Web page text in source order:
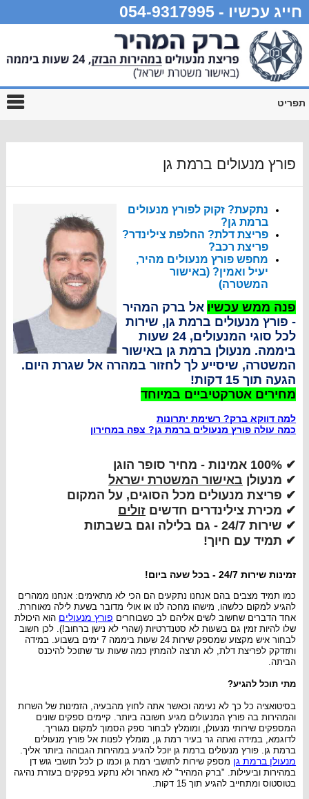
חייג עכשיו - 054-9317995
תפריט
פורץ מנעולים ברמת גן
נתקעת? זקוק לפורץ מנעולים
ברמת גן?
פריצת דלת? החלפת צילינדר?
פריצת רכב?
מחפש פורץ מנעולים מהיר,
יעיל ואמין? (באישור
המשטרה)
פנה ממש עכשיו אל ברק המהיר
- פורץ מנעולים ברמת גן, שירות
לכל סוגי המנעולים, 24 שעות
ביממה. מנעולן ברמת גן באישור
המשטרה, שיסייע לך לחזור במהרה אל שגרת היום.
הגעה תוך 15 דקות!
מחירים אטרקטיביים במיוחד
למה דווקא ברק? רשימת יתרונות
כמה עולה פורץ מנעולים ברמת גן? צפה במחירון
✔ 100% אמינות - מחיר סופר הוגן
✔ מנעולן באישור המשטרת ישראל
✔ פריצת מנעולים מכל הסוגים, על המקום
✔ מכירת צילינדרים חדשים זולים
✔ שירות 24/7 - גם בלילה וגם בשבתות
✔ תמיד עם חיוך!
זמינות שירות 24/7 - בכל שעה ביום!
כמו תמיד מצבים בהם אנחנו נתקעים הם הכי לא מתאימים: אנחנו ממהרים
להגיע למקום כלשהו, מישהו מחכה לנו או אולי מדובר בשעת לילה מאוחרת.
אחד הדברים שחשוב לשים אליהם לב כשבוחרים פורץ מנעולים הוא היכולת
שלו להיות זמין גם בשעות לא סטנדרטיות (שהרי לא נישן ברחוב!). לכן חשוב
לבחור איש מקצוע שמספק שירות 24 שעות ביממה 7 ימים בשבוע. במידה
ותזדקק לפריצת דלת, לא תרצה להמתין כמה שעות עד שתוכל להיכנס
הביתה.
מתי תוכל להגיע?
בסיטואציה כל כך לא נעימה וכאשר אתה לחוץ מהבעיה, הזמינות של השרות
והמהירות בה פורץ המנעולים מגיע חשובה ביותר. קיימים ספקים שונים
המספקים שירותי מנעולן, ומומלץ לבחור ספק הסמוך למקום מגוריך.
לדוגמא, במידה ואתה גר בעיר רמת גן, מומלץ לפנות אל פורץ מנעולים
ברמת גן. פורץ מנעולים ברמת גן יוכל להגיע במהירות הגבוהה ביותר אליך.
מנעולן ברמת גן מספק שירות לתושבי רמת גן וכמו כן לכל תושבי גוש דן
במהירות וביעילות. "ברק המהיר" לא מאחר ולא נתקע בפקקים בעזרת נהיגה
בטוסטוס ומתחייב להגיע תוך 15 דקות.